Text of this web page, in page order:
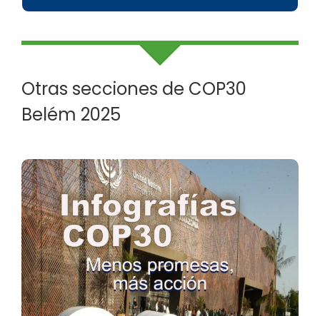
Otras secciones de COP30
Belém 2025